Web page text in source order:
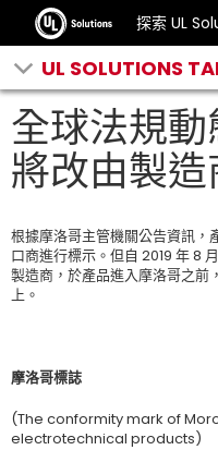
探索 UL
UL SOLUTIONS
全球法規
將改由製
根據摩洛哥主管機關公告資訊，
口商進行標示。但自 2019 年 8
製造商，於產品進入摩洛哥之前
上。
摩洛哥標誌
(The conformity mark of
electrotechnical products)